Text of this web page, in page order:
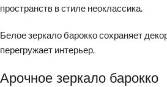
пространств в стиле неоклассика.
Белое зеркало барокко сохраняет
перегружает интерьер.
Арочное зеркало барокко